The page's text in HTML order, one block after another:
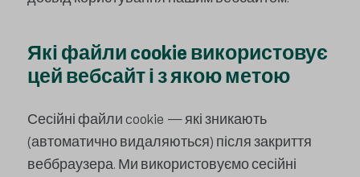
Які файли cookie використовує
цей вебсайт і з якою метою
Сесійні файли cookie — які зникають
(автоматично видаляються) після закриття
веббраузера. Ми використовуємо сесійні